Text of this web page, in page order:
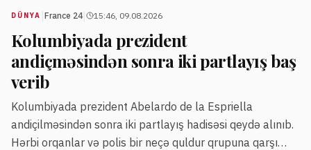
DÜNYA France 24| 15:46, 09.08.2026
Kolumbiyada prezident
andiçməsindən sonra iki partlayış baş
verib
Kolumbiyada prezident Abelardo de la Espriella
andiçilməsindən sonra iki partlayış hadisəsi qeydə alınıb.
Hərbi orqanlar və polis bir neçə quldur qrupuna qarşı